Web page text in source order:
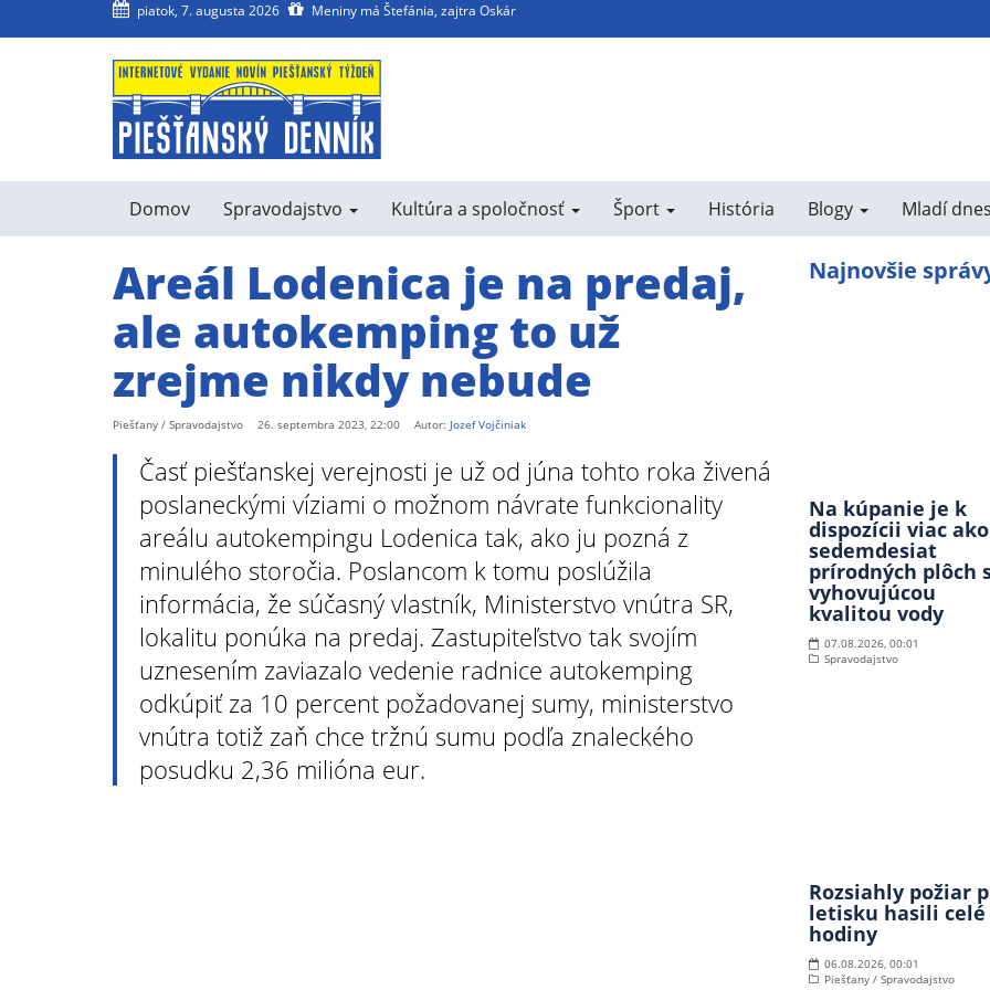
piatok, 7. augusta 2026 Meniny má Štefánia, zajtra Oskár
Domov Spravodajstvo Kultúra a spoločnosť Šport História Blogy Mladí
Areál Lodenica je na predaj,
ale autokemping to už
zrejme nikdy nebude
Piešťany / Spravodajstvo 26. septembra 2023, 22:00 Autor: Jozef Vojčiniak
Časť piešťanskej verejnosti je už od júna tohto roka živená
poslaneckými víziami o možnom návrate funkcionality
areálu autokempingu Lodenica tak, ako ju pozná z
minulého storočia. Poslancom k tomu poslúžila
informácia, že súčasný vlastník, Ministerstvo vnútra SR,
lokalitu ponúka na predaj. Zastupiteľstvo tak svojím
uznesením zaviazalo vedenie radnice autokemping
odkúpiť za 10 percent požadovanej sumy, ministerstvo
vnútra totiž zaň chce tržnú sumu podľa znaleckého
posudku 2,36 milióna eur.
Najnovšie
Na kúpanie je k
dispozícii viac ako
sedemdesiat
prírodných plôch
vyhovujúcou
kvalitou vody
07.08.2026, 00:01
Spravodajstvo
Rozsiahly požiar
letisku hasili celé
hodiny
06.08.2026, 00:01
Piešťany / Spravodajstvo